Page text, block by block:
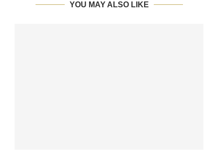
YOU MAY ALSO LIKE